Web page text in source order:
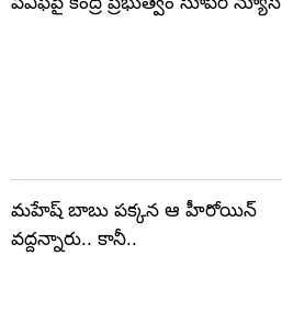
మహేష్ బాబు పక్కన ఆ హీరోయిన్
వద్దన్నారు.. కానీ..